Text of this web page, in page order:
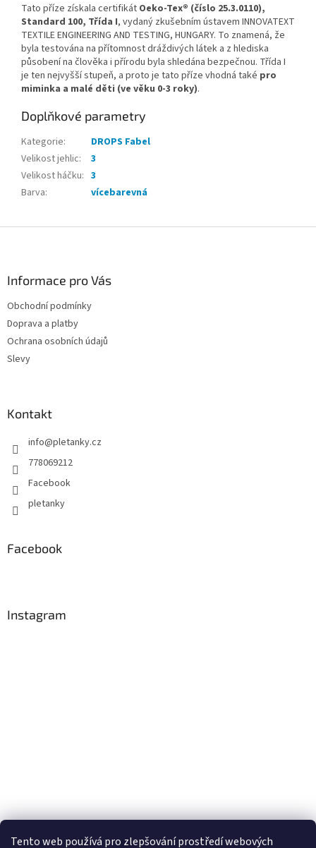
Tento web používá pro zlepšování prostředí webových
Tato příze získala certifikát Oeko-Tex® (číslo 25.3.0110),
Standard 100, Třída I, vydaný zkušebním ústavem INNOVATEXT
TEXTILE ENGINEERING AND TESTING, HUNGARY. To znamená, že
byla testována na přítomnost dráždivých látek a z hlediska
působení na člověka i přírodu byla shledána bezpečnou. Třída I
je ten nejvyšší stupeň, a proto je tato příze vhodná také pro
miminka a malé děti (ve věku 0-3 roky).
Doplňkové parametry
Kategorie:
DROPS Fabel
Velikost jehlic:
3
Velikost háčku: 3
Barva: vícebarevná
Informace pro Vás
Obchodní podmínky
Doprava a platby
Ochrana osobních údajů
Slevy
Kontakt
info@pletanky.cz
778069212
Facebook
pletanky
Facebook
Instagram